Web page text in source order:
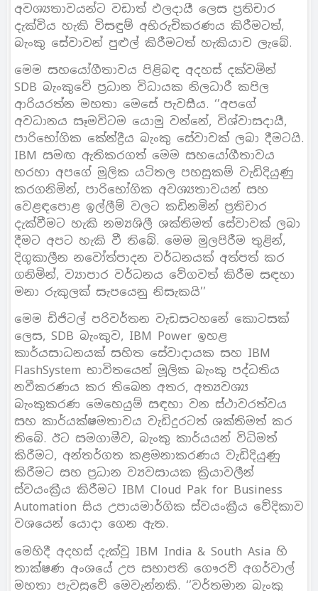
අවශ්‍යතාවයන්ට වඩාත් ඵලදායී ලෙස ප්‍රතිචාර
දැක්විය හැකි විසඳුම් අභිරුචිකරණය කිරීමටත්,
බැංකු සේවාවන් පුළුල් කිරීමටත් හැකියාව ලැබේ.
මෙම සහයෝගීතාවය පිළිබඳ අදහස් දක්වමින්
SDB බැංකුවේ ප්‍රධාන විධායක නිලධාරී කපිල
ආරියරත්න මහතා මෙසේ පැවසීය. ‘’අපගේ
අවධානය සෑමවිටම යොමු වන්නේ, විශ්වාසදායී,
පාරිභෝගික කේන්ද්‍රීය බැංකු සේවාවක් ලබා දීමටයි.
IBM සමඟ ඇතිකරගත් මෙම සහයෝගීතාවය
හරහා අපගේ මූලික යටිතල පහසුකම් වැඩිදියුණු
කරගනිමින්, පාරිභෝගික අවශ්‍යතාවයන් සහ
වෙළඳපොළ ඉල්ලීම් වලට කඩිනමින් ප්‍රතිචාර
දැක්වීමට හැකි නම්‍යශිලී ශක්තිමත් සේවාවක් ලබා
දීමට අපට හැකි වී තිබේ. මෙම මුලපිරීම තුළින්,
දිගුකාලීන නවෝත්පාදන වර්ධනයක් අත්පත් කර
ගනිමින්, ව්‍යාපාර වර්ධනය වේගවත් කිරීම සඳහා
මනා රුකුලක් සැපයෙනු නිසැකයි’’
මෙම ඩිජිටල් පරිවර්තන වැඩසටහනේ කොටසක්
ලෙස, SDB බැංකුව, IBM Power ඉහළ
කාර්යසාධනයක් සහිත සේවාදායක සහ IBM
FlashSystem භාවිතයෙන් මූලික බැංකු පද්ධතිය
නවීකරණය කර තිබෙන අතර, අත්‍යවශ්‍ය
බැංකුකරණ මෙහෙයුම් සඳහා වන ස්ථාවරත්වය
සහ කාර්යක්ෂමතාවය වැඩිදුරටත් ශක්තිමත් කර
තිබේ. ඊට සමගාමීව, බැංකු කාර්යයන් විධිමත්
කිරීමට, අන්තර්ගත කළමනාකරණය වැඩිදියුණු
කිරීමට සහ ප්‍රධාන ව්‍යවසායක ක්‍රියාවලීන්
ස්වයංක්‍රීය කිරීමට IBM Cloud Pak for Business
Automation සිය උපායමාර්ගික ස්වයංක්‍රීය වේදිකාව
වශයෙන් යොදා ගෙන ඇත.
මෙහිදී අදහස් දැක්වූ IBM India & South Asia හි
තාක්ෂණ අංශයේ උප සභාපති ගෞරව් අගර්වාල්
මහතා පැවසුවේ මෙවැන්නකි. ‘’වර්තමාන බැංකු